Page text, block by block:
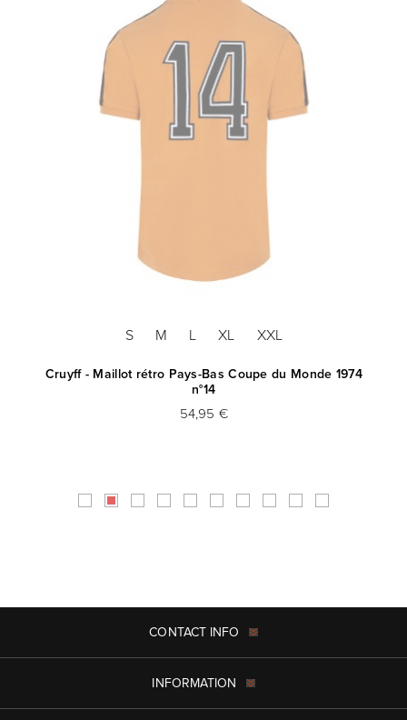
S M L XL XXL
Cruyff - Maillot rétro Pays-Bas Coupe du Monde 1974
n°14
54,95 €
CONTACT INFO
INFORMATION